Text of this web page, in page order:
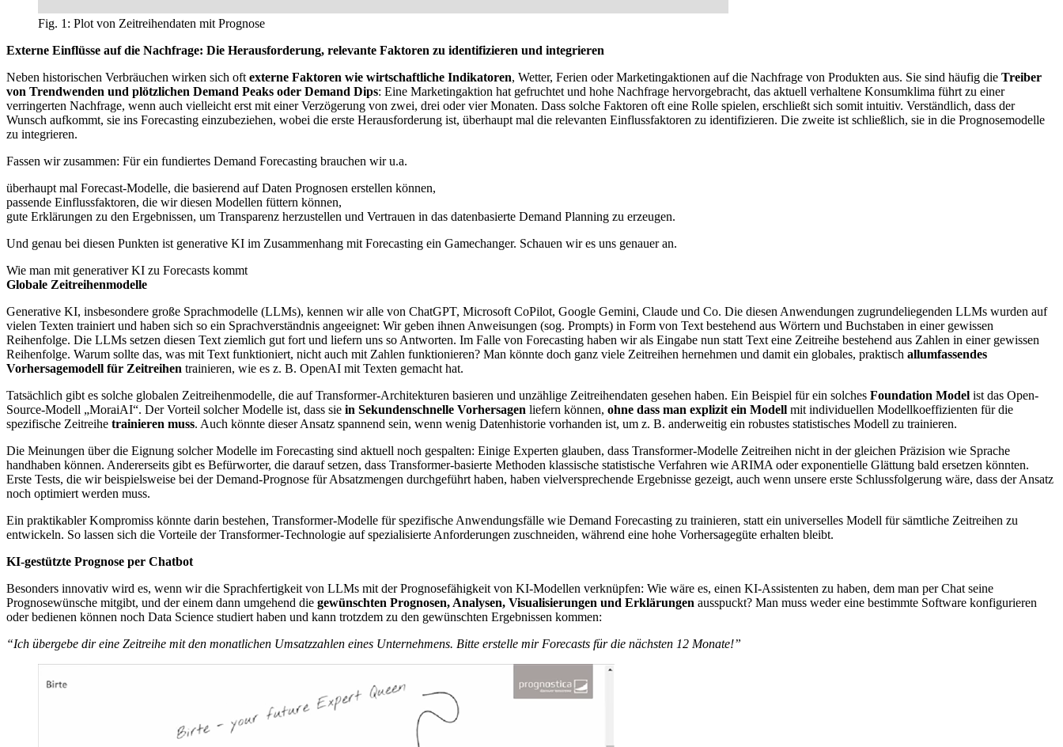
Fig. 1: Plot von Zeitreihendaten mit Prognose
Externe Einflüsse auf die Nachfrage: Die Herausforderung, relevante Faktoren zu identifizieren und integrieren
Neben historischen Verbräuchen wirken sich oft externe Faktoren wie wirtschaftliche Indikatoren, Wetter, Ferien oder Marketingaktionen auf die Nachfrage von Produkten aus. Sie sind häufig die Treiber
von Trendwenden und plötzlichen Demand Peaks oder Demand Dips: Eine Marketingaktion hat gefruchtet und hohe Nachfrage hervorgebracht, das aktuell verhaltene Konsumklima führt zu einer
verringerten Nachfrage, wenn auch vielleicht erst mit einer Verzögerung von zwei, drei oder vier Monaten. Dass solche Faktoren oft eine Rolle spielen, erschließt sich somit intuitiv. Verständlich, dass der
Wunsch aufkommt, sie ins Forecasting einzubeziehen, wobei die erste Herausforderung ist, überhaupt mal die relevanten Einflussfaktoren zu identifizieren. Die zweite ist schließlich, sie in die Prognosemodelle
zu integrieren.
Fassen wir zusammen: Für ein fundiertes Demand Forecasting brauchen wir u.a.
überhaupt mal Forecast-Modelle, die basierend auf Daten Prognosen erstellen können,
passende Einflussfaktoren, die wir diesen Modellen füttern können,
gute Erklärungen zu den Ergebnissen, um Transparenz herzustellen und Vertrauen in das datenbasierte Demand Planning zu erzeugen.
Und genau bei diesen Punkten ist generative KI im Zusammenhang mit Forecasting ein Gamechanger. Schauen wir es uns genauer an.
Wie man mit generativer KI zu Forecasts kommt
Globale Zeitreihenmodelle
Generative KI, insbesondere große Sprachmodelle (LLMs), kennen wir alle von ChatGPT, Microsoft CoPilot, Google Gemini, Claude und Co. Die diesen Anwendungen zugrundeliegenden LLMs wurden auf
vielen Texten trainiert und haben sich so ein Sprachverständnis angeeignet: Wir geben ihnen Anweisungen (sog. Prompts) in Form von Text bestehend aus Wörtern und Buchstaben in einer gewissen
Reihenfolge. Die LLMs setzen diesen Text ziemlich gut fort und liefern uns so Antworten. Im Falle von Forecasting haben wir als Eingabe nun statt Text eine Zeitreihe bestehend aus Zahlen in einer gewissen
Reihenfolge. Warum sollte das, was mit Text funktioniert, nicht auch mit Zahlen funktionieren? Man könnte doch ganz viele Zeitreihen hernehmen und damit ein globales, praktisch allumfassendes
Vorhersagemodell für Zeitreihen trainieren, wie es z. B. OpenAI mit Texten gemacht hat.
Tatsächlich gibt es solche globalen Zeitreihenmodelle, die auf Transformer-Architekturen basieren und unzählige Zeitreihendaten gesehen haben. Ein Beispiel für ein solches Foundation Model ist das Open-
Source-Modell „MoraiAI“. Der Vorteil solcher Modelle ist, dass sie in Sekundenschnelle Vorhersagen liefern können, ohne dass man explizit ein Modell mit individuellen Modellkoeffizienten für die
spezifische Zeitreihe trainieren muss. Auch könnte dieser Ansatz spannend sein, wenn wenig Datenhistorie vorhanden ist, um z. B. anderweitig ein robustes statistisches Modell zu trainieren.
Die Meinungen über die Eignung solcher Modelle im Forecasting sind aktuell noch gespalten: Einige Experten glauben, dass Transformer-Modelle Zeitreihen nicht in der gleichen Präzision wie Sprache
handhaben können. Andererseits gibt es Befürworter, die darauf setzen, dass Transformer-basierte Methoden klassische statistische Verfahren wie ARIMA oder exponentielle Glättung bald ersetzen könnten.
Erste Tests, die wir beispielsweise bei der Demand-Prognose für Absatzmengen durchgeführt haben, haben vielversprechende Ergebnisse gezeigt, auch wenn unsere erste Schlussfolgerung wäre, dass der Ansatz
noch optimiert werden muss.
Ein praktikabler Kompromiss könnte darin bestehen, Transformer-Modelle für spezifische Anwendungsfälle wie Demand Forecasting zu trainieren, statt ein universelles Modell für sämtliche Zeitreihen zu
entwickeln. So lassen sich die Vorteile der Transformer-Technologie auf spezialisierte Anforderungen zuschneiden, während eine hohe Vorhersagegüte erhalten bleibt.
KI-gestützte Prognose per Chatbot
Besonders innovativ wird es, wenn wir die Sprachfertigkeit von LLMs mit der Prognosefähigkeit von KI-Modellen verknüpfen: Wie wäre es, einen KI-Assistenten zu haben, dem man per Chat seine
Prognosewünsche mitgibt, und der einem dann umgehend die gewünschten Prognosen, Analysen, Visualisierungen und Erklärungen ausspuckt? Man muss weder eine bestimmte Software konfigurieren
oder bedienen können noch Data Science studiert haben und kann trotzdem zu den gewünschten Ergebnissen kommen:
“Ich übergebe dir eine Zeitreihe mit den monatlichen Umsatzzahlen eines Unternehmens. Bitte erstelle mir Forecasts für die nächsten 12 Monate!”